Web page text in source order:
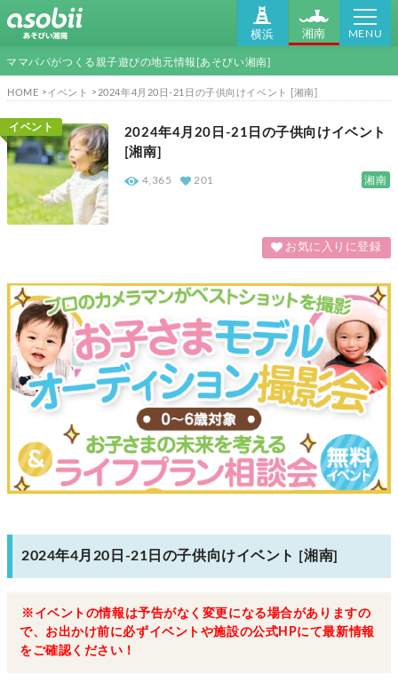
横浜 湘南 MENU
ママパパがつくる親子遊びの地元情報[あそびい湘南]
HOME イベント 2024年4月20日-21日の子供向けイベント [湘南]
イベント
2024年4月20日-21日の子供向けイベント
[湘南]
湘南
4,365 201
お気に入りに登録
2024年4月20日-21日の子供向けイベント [湘南]
※イベントの情報は予告がなく変更になる場合がありますの
で、お出かけ前に必ずイベントや施設の公式HPにて最新情報
をご確認ください！